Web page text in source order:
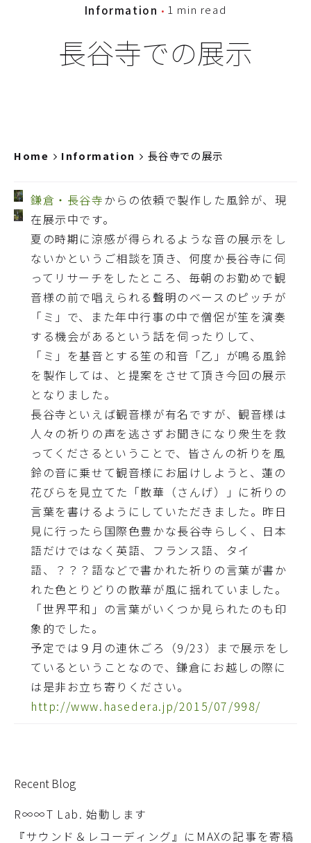
Information 1 min read
長谷寺での展示
Home Information 長谷寺での展示
鎌倉・長谷寺からの依頼で製作した風鈴が、現
在展示中です。
夏の時期に涼感が得られるような音の展示をし
ないかというご相談を頂き、何度か長谷寺に伺
ってリサーチをしたところ、毎朝のお勤めで観
音様の前で唱えられる聲明のベースのピッチが
「ミ」で、また年中行事の中で僧侶が笙を演奏
する機会があるという話を伺ったりして、
「ミ」を基音とする笙の和音「乙」が鳴る風鈴
を製作しては、と提案をさせて頂き今回の展示
となりました。
長谷寺といえば観音様が有名ですが、観音様は
人々の祈りの声を逃さずお聞きになり衆生を救
ってくださるということで、皆さんの祈りを風
鈴の音に乗せて観音様にお届けしようと、蓮の
花びらを見立てた「散華（さんげ）」に祈りの
言葉を書けるようにしていただきました。昨日
見に行ったら国際色豊かな長谷寺らしく、日本
語だけではなく英語、フランス語、タイ
語、？？？語などで書かれた祈りの言葉が書か
れた色とりどりの散華が風に揺れていました。
「世界平和」の言葉がいくつか見られたのも印
象的でした。
予定では９月の連休ごろ（9/23）まで展示をし
ているということなので、鎌倉にお越しの際に
は是非お立ち寄りください。
http://www.hasedera.jp/2015/07/998/
Recent Blog
R∞∞T Lab. 始動します
『サウンド＆レコーディング』にMAXの記事を寄稿